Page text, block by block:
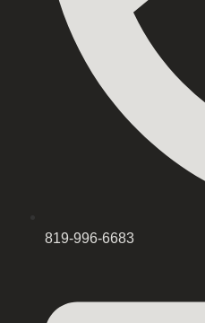
819-996-6683